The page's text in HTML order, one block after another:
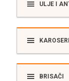
ULJE I
BRISAČI